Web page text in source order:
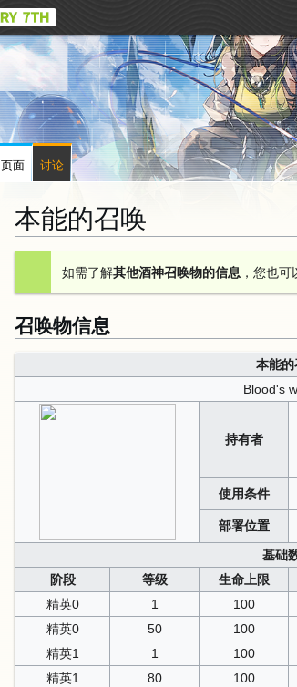
本能的召唤
导
航
搜
索
如需了解其他酒神召唤物的信息 ，您也可
召唤物信息
本能的
Blood's
持有者
使用条件
部署位置
基础
阶段
等级 生命上限
精英0
1 100
精英0
50 100
精英1
1 100
精英1
80 100
页面 讨论